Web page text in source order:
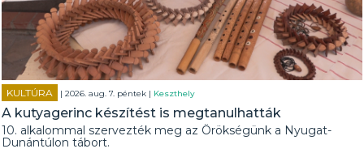
KULTÚRA | 2026. aug. 7. péntek | Keszthely
A kutyagerinc készítést is megtanulhatták
10. alkalommal szervezték meg az Örökségünk a Nyugat-
Dunántúlon tábort.